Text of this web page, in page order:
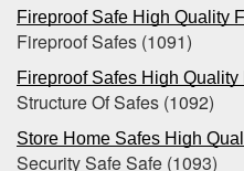
Fireproof Safe High Quality
Fireproof Safes (1091)
Fireproof Safes High
Structure Of Safes (1092)
Store Home Safes High
Security Safe Safe (1093)